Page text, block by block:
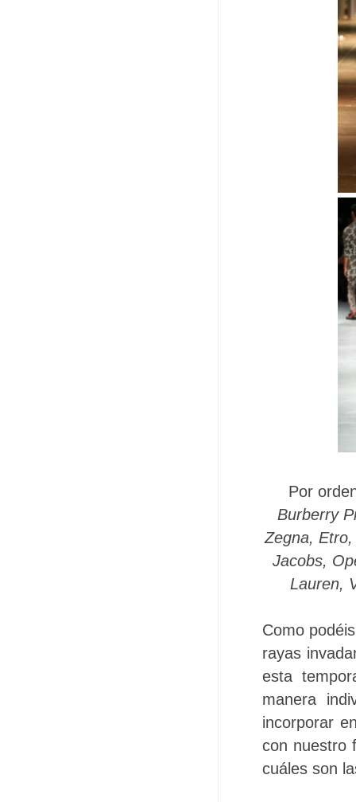
Por
Burberry
Zegna,
Jacobs,
Lauren,
Como
rayas
esta
manera
incorporar
con nuestro
cuáles son